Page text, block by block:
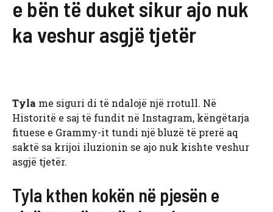
e bën të duket sikur ajo nuk
ka veshur asgjë tjetër
Tyla me siguri di të ndalojë një rrotull. Në
Historitë e saj të fundit në Instagram, këngëtarja
fituese e Grammy-it tundi një bluzë të prerë aq
saktë sa krijoi iluzionin se ajo nuk kishte veshur
asgjë tjetër.
Tyla kthen kokën në pjesën e